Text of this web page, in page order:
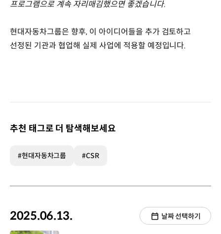
프로그램으로 계속 자리매김했으면 좋겠습니다.
현대자동차그룹은 향후, 이 아이디어들을 추가 검토하고
선정된 기관과 협업해 실제 사업에 적용할 예정입니다.
추천 태그로 더 탐색해보세요
#현대자동차그룹 #CSR
2025.06.13. 날짜 선택하기